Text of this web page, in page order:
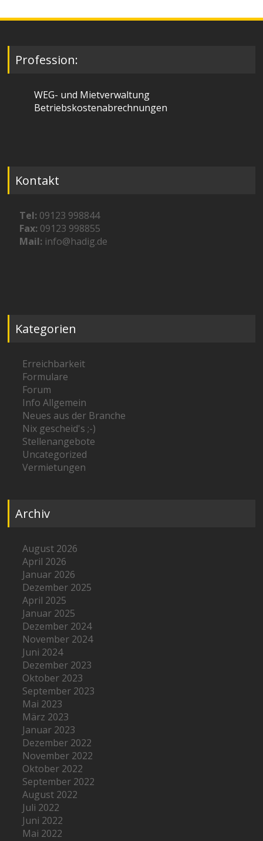
Profession:
WEG- und Mietverwaltung
Betriebskostenabrechnungen
Kontakt
Tel: 09123 998844
Fax: 09123 998855
Mail: info@hadig.de
Kategorien
Erreichbarkeit
Formulare
Forum
Info Allgemein
Neues aus der Branche
Nix gescheid's ;-)
Stellenangebote
Uncategorized
Vermietungen
Archiv
August 2026
April 2026
Januar 2026
Dezember 2025
April 2025
Januar 2025
Dezember 2024
November 2024
Juni 2024
Dezember 2023
Oktober 2023
September 2023
Mai 2023
März 2023
Januar 2023
Dezember 2022
November 2022
Oktober 2022
September 2022
August 2022
Juli 2022
Juni 2022
Mai 2022